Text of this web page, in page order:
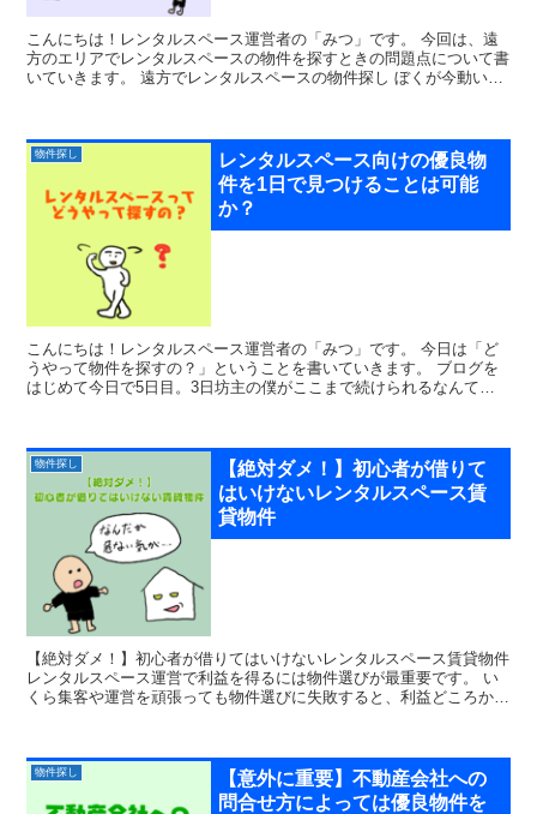
こんにちは！レンタルスペース運営者の「みつ」です。 今回は、遠
方のエリアでレンタルスペースの物件を探すときの問題点について書
いていきます。 遠方でレンタルスペースの物件探し ぼくが今動いて
物件探し
レンタルスペース向けの優良物
件を1日で見つけることは可能
か？
こんにちは！レンタルスペース運営者の「みつ」です。 今日は「ど
うやって物件を探すの？」ということを書いていきます。 ブログを
はじめて今日で5日目。3日坊主の僕がここまで続けられるなんて思
物件探し
【絶対ダメ！】初心者が借りて
はいけないレンタルスペース賃
貸物件
【絶対ダメ！】初心者が借りてはいけないレンタルスペース賃貸物件
レンタルスペース運営で利益を得るには物件選びが最重要です。 い
くら集客や運営を頑張っても物件選びに失敗すると、利益どころか赤
物件探し
【意外に重要】不動産会社への
問合せ方によっては優良物件を